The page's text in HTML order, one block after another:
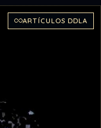
ARTÍCULOS DDLA